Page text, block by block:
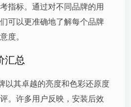
指标。通过对不同品牌的用
可以更准确地了解每个品牌
度。
汇总
以其卓越的亮度和色彩还原度
。许多用户反映，安装后效